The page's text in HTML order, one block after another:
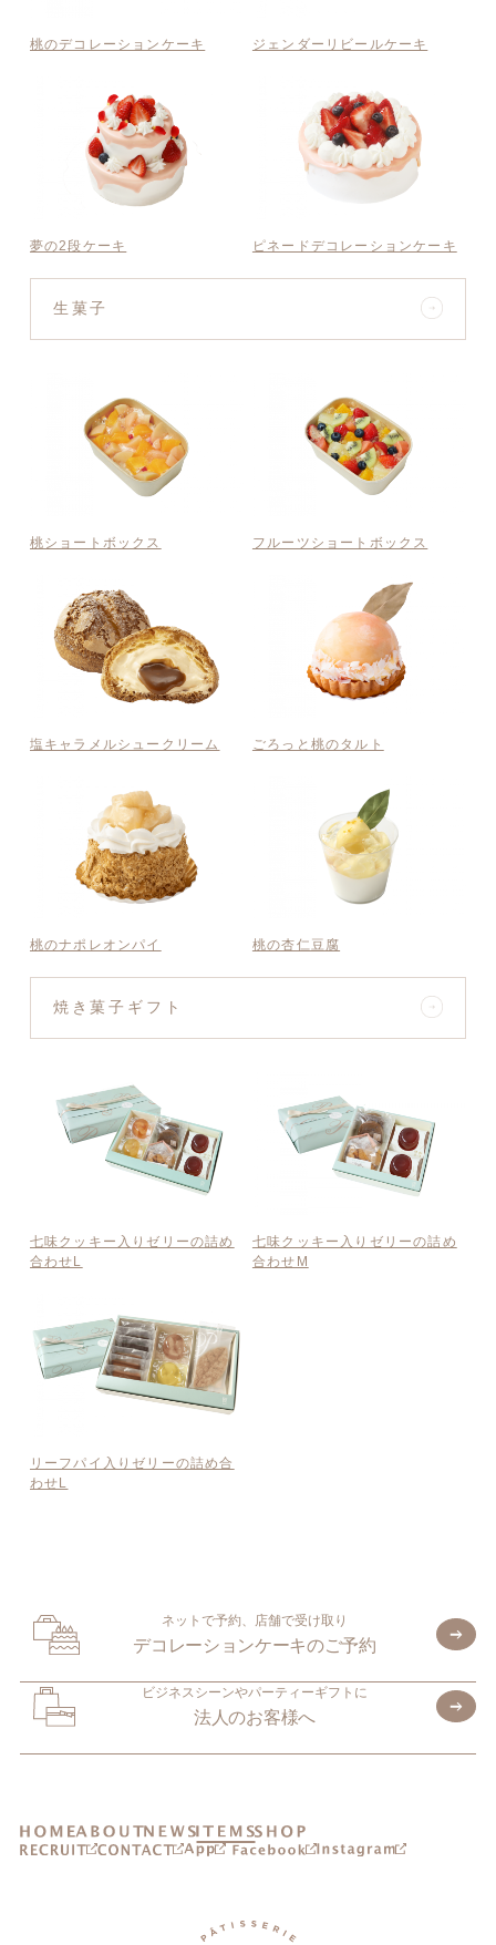
桃のデコレーションケーキ ジェンダーリビールケーキ
夢の2段ケーキ ピネードデコレーションケーキ
生菓子
桃ショートボックス フルーツショートボックス
塩キャラメルシュークリーム ごろっと桃のタルト
桃のナポレオンパイ 桃の杏仁豆腐
焼き菓子ギフト
七味クッキー入りゼリーの詰め
合わせL
七味クッキー入りゼリーの詰め
合わせM
リーフパイ入りゼリーの詰め合
わせL
ネットで予約、店舗で受け取り
デコレーションケーキのご予約
ビジネスシーンやパーティーギフトに
法人のお客様へ